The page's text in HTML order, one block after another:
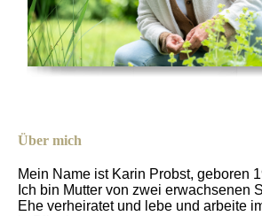
Über mich
Mein Name ist Karin Probst, geboren
Ich bin Mutter von zwei erwachsenen
Ehe verheiratet und lebe und arbeite